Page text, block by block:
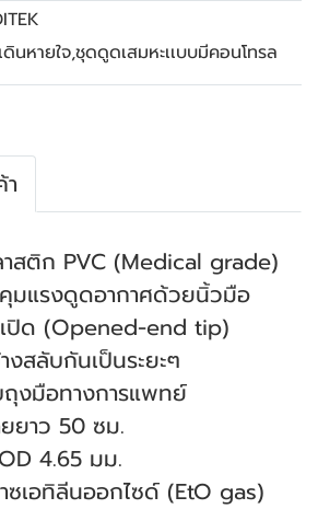
ดินหายใจ,ชุดดูดเสมหะเเบบมีคอนโทรล
สติก PVC (Medical grade)
มแรงดูดอากาศด้วยนิ้วมือ
ปิด (Opened-end tip)
งสลับกันเป็นระยะๆ
งมือทางการแพทย์
ยาว 50 ซม.
4.65 มม.
ซเอทิลีนออกไซด์ (EtO gas)